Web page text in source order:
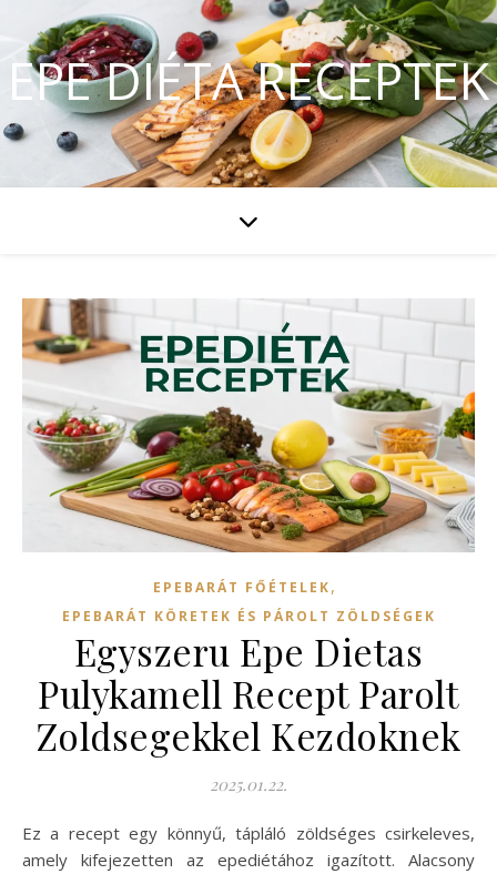
EPE DIÉTA RECEPTEK
EPEBARÁT FŐÉTELEK,
EPEBARÁT KÖRETEK ÉS PÁROLT ZÖLDSÉGEK
Egyszeru Epe Dietas
Pulykamell Recept Parolt
Zoldsegekkel Kezdoknek
2025.01.22.
Ez a recept egy könnyű, tápláló zöldséges csirkeleves,
amely kifejezetten az epediétához igazított. Alacsony